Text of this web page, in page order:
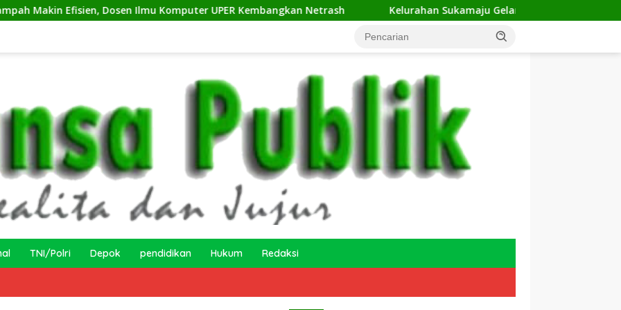
Dosen Ilmu Komputer UPER Kembangkan Netrash Kelurahan Sukamaju Gelar Jumat Bersih di RW 23, Warga
TNI/Polri Depok pendidikan Hukum Redaksi